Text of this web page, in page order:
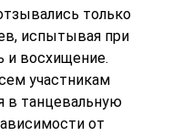
только
испытывая при
и восхищение.
участникам
в танцевальную
от